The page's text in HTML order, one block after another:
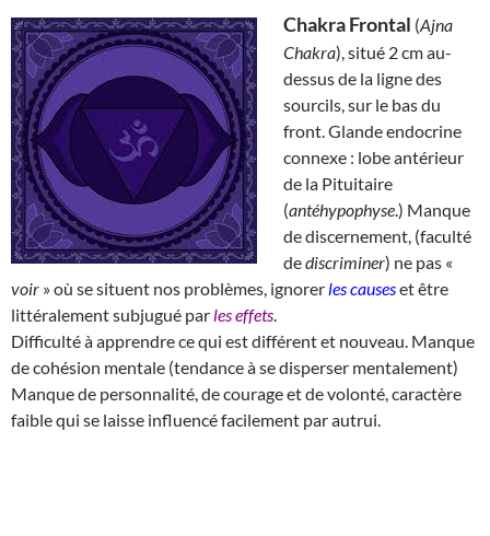
Chakra Frontal (Ajna
Chakra), situé 2 cm au-
dessus de la ligne des
sourcils, sur le bas du
front. Glande endocrine
connexe : lobe antérieur
de la Pituitaire
(antéhypophyse.) Manque
de discernement, (faculté
dediscriminer) ne pas «
voir » où se situent nos problèmes, ignorer les causeset être
littéralement subjugué par les effets
Difficulté à apprendre ce qui est différent et nouveau. Manque
de cohésion mentale (tendance à se disperser mentalement)
Manque de personnalité, de courage et de volonté, caractère
faible qui se laisse influencé facilement par autrui.